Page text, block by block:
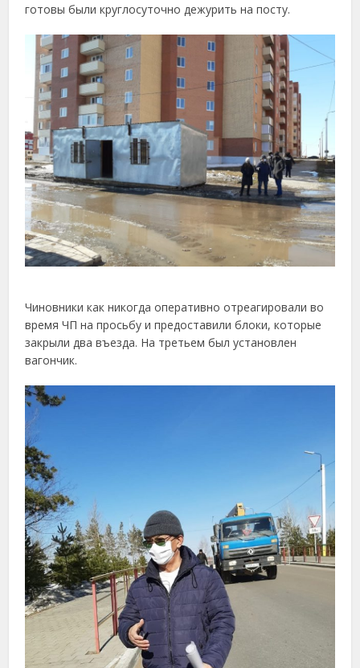
готовы были круглосуточно дежурить на посту.
Чиновники как никогда оперативно отреагировали во
время ЧП на просьбу и предоставили блоки, которые
закрыли два въезда. На третьем был установлен
вагончик.